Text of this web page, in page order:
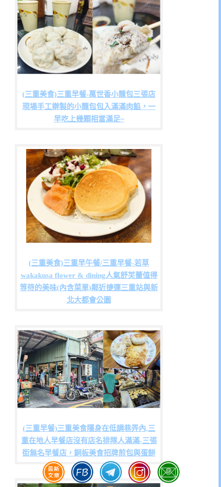
(三重美食)三重早餐-萬世香小籠包三張店
現場手工擀製的小籠包包入滿滿肉餡，一
早吃上幾顆相當滿足~
(三重美食)三重早午餐/三重早餐-若草
wakakusa flower & dining人氣舒芙蕾值得
等待的美味(內含菜單)鄰近捷運三重站與新
北大都會公園
(三重早餐)三重美食隱身在低調巷弄內,三
重在地人早餐店沒有店名排隊人滿滿-三張
街無名早餐店，銅板美食招牌煎包與蛋餅